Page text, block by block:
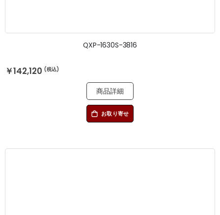
QXP-1630S-3816
￥142,120
商品詳細
お取り寄せ